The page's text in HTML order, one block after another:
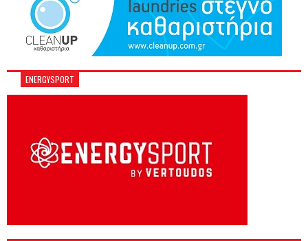
ENERGYSPORT